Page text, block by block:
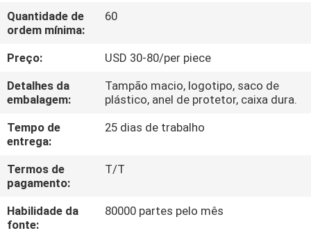
CONTROLE
DA
QUALIDADE
CONTACTE-
NOS
PEÇA
UMAS
CITAÇÕES
Quantidade de
ordem mínima:
60
Preço:
USD 30-80/per piece
Detalhes da
embalagem:
Tampão macio, logotipo, saco de
plástico, anel de protetor, caixa dura.
Tempo de
entrega:
25 dias de trabalho
Termos de
pagamento:
T/T
Habilidade da
fonte:
80000 partes pelo mês